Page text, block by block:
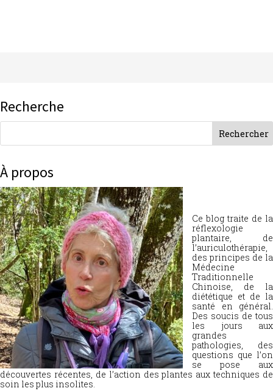
Recherche
À propos
Ce blog traite de la
réflexologie
plantaire, de
l’auriculothérapie,
des principes de la
Médecine
Traditionnelle
Chinoise, de la
diététique et de la
santé en général.
Des soucis de tous
les jours aux
grandes
pathologies, des
questions que l’on
se pose aux
découvertes récentes, de l’action des plantes aux techniques de
soin les plus insolites.